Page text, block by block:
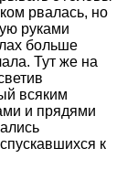
рвалась, но
руками
больше
Тут же на
всяким
и прядями
к